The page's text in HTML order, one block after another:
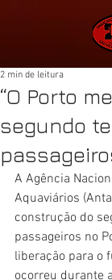
“O Porto
segundo
2 min de leitura
A Agência
Aquaviários
construção do
passageiros no
liberação para o
ocorreu durante